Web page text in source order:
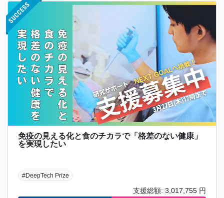
免疫の見える化と食のチカラで「格差のない健康」
を実現したい
#DeepTech Prize
支援総額: 3,017,755 円